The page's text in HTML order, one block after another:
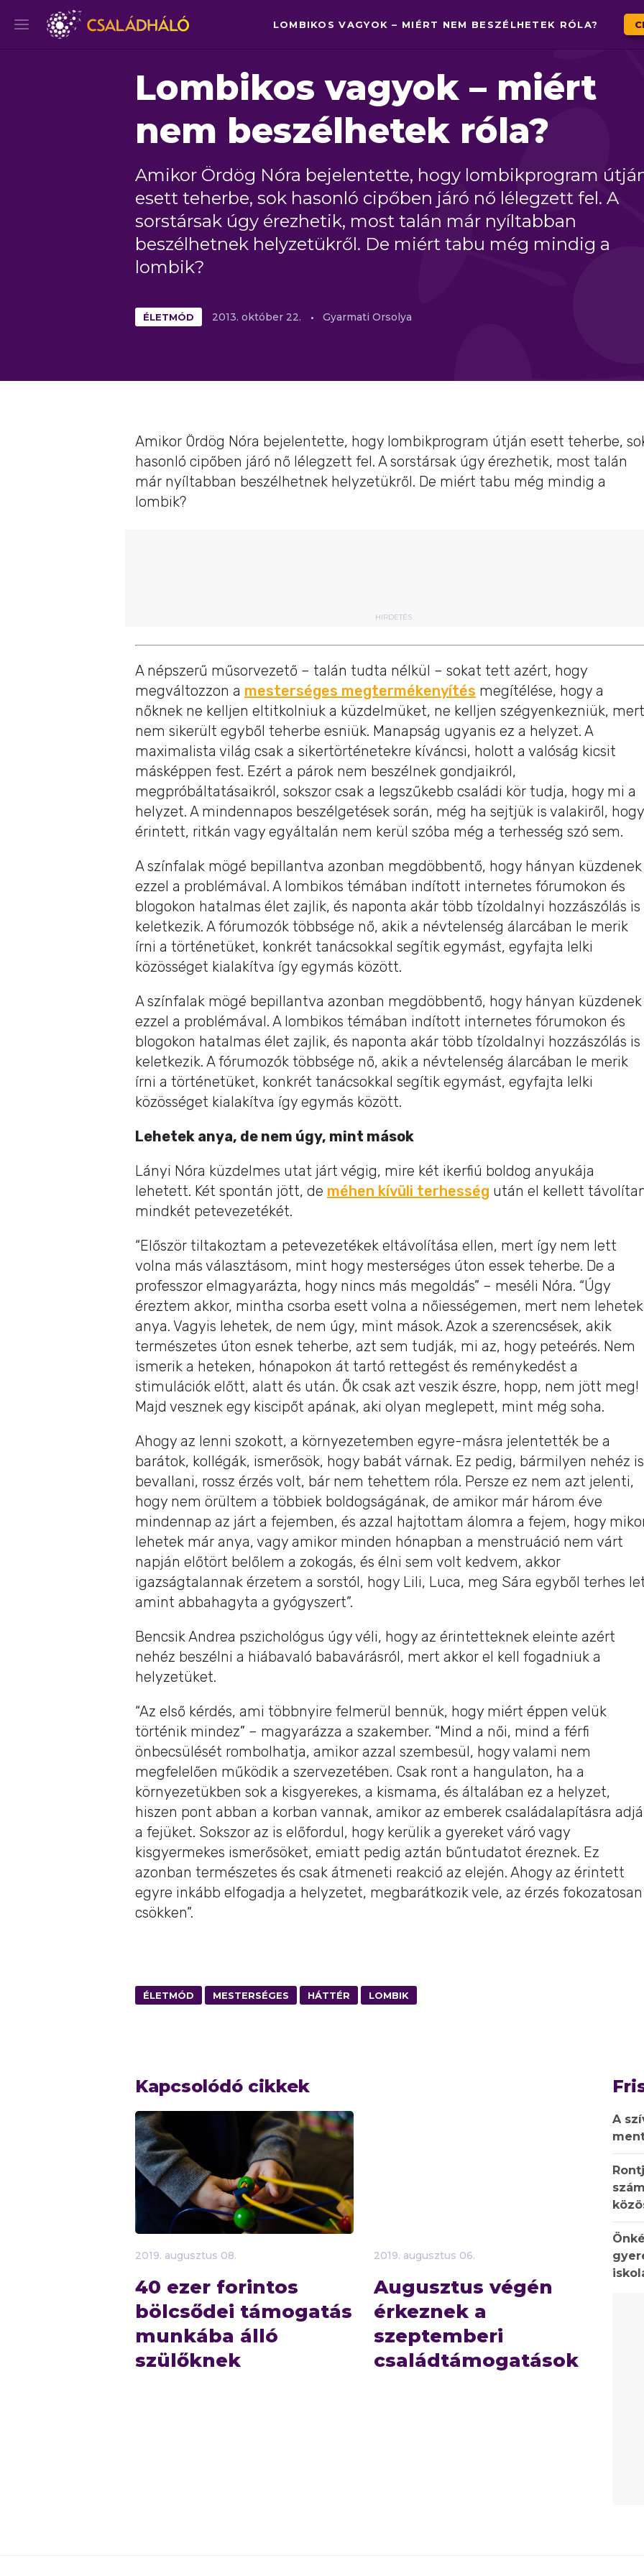
LOMBIKOS VAGYOK – MIÉRT NEM BESZÉLHETEK RÓLA?
Lombikos vagyok – miért
nem beszélhetek róla?
Amikor Ördög Nóra bejelentette, hogy lombikprogram
esett teherbe, sok hasonló cipőben járó nő lélegzett fel. A
sorstársak úgy érezhetik, most talán már nyíltabban
beszélhetnek helyzetükről. De miért tabu még mindig a
lombik?
ÉLETMÓD 2013. október 22. Gyarmati Orsolya
Amikor Ördög Nóra bejelentette, hogy lombikprogram útján esett teherbe,
hasonló cipőben járó nő lélegzett fel. A sorstársak úgy érezhetik, most talán
már nyíltabban beszélhetnek helyzetükről. De miért tabu még mindig a
lombik?
HIRDETÉS
A népszerű műsorvezető – talán tudta nélkül – sokat tett azért, hogy
megváltozzon a mesterséges megtermékenyítés megítélése, hogy a
nőknek ne kelljen eltitkolniuk a küzdelmüket, ne kelljen szégyenkezniük, mert
nem sikerült egyből teherbe esniük. Manapság ugyanis ez a helyzet. A
maximalista világ csak a sikertörténetekre kíváncsi, holott a valóság kicsit
másképpen fest. Ezért a párok nem beszélnek gondjaikról,
megpróbáltatásaikról, sokszor csak a legszűkebb családi kör tudja, hogy mi a
helyzet. A mindennapos beszélgetések során, még ha sejtjük is valakiről, hogy
érintett, ritkán vagy egyáltalán nem kerül szóba még a terhesség szó sem.
A színfalak mögé bepillantva azonban megdöbbentő, hogy hányan küzdenek
ezzel a problémával. A lombikos témában indított internetes fórumokon és
blogokon hatalmas élet zajlik, és naponta akár több tízoldalnyi hozzászólás is
keletkezik. A fórumozók többsége nő, akik a névtelenség álarcában le merik
írni a történetüket, konkrét tanácsokkal segítik egymást, egyfajta lelki
közösséget kialakítva így egymás között.
A színfalak mögé bepillantva azonban megdöbbentő, hogy hányan küzdenek
ezzel a problémával. A lombikos témában indított internetes fórumokon és
blogokon hatalmas élet zajlik, és naponta akár több tízoldalnyi hozzászólás is
keletkezik. A fórumozók többsége nő, akik a névtelenség álarcában le merik
írni a történetüket, konkrét tanácsokkal segítik egymást, egyfajta lelki
közösséget kialakítva így egymás között.
Lehetek anya, de nem úgy, mint mások
Lányi Nóra küzdelmes utat járt végig, mire két ikerfiú boldog anyukája
lehetett. Két spontán jött, de méhen kívüli terhesség után el kellett
mindkét petevezetékét.
“Először tiltakoztam a petevezetékek eltávolítása ellen, mert így nem lett
volna más választásom, mint hogy mesterséges úton essek teherbe. De a
professzor elmagyarázta, hogy nincs más megoldás” – meséli Nóra. “Úgy
éreztem akkor, mintha csorba esett volna a nőiességemen, mert nem lehetek
anya. Vagyis lehetek, de nem úgy, mint mások. Azok a szerencsések, akik
természetes úton esnek teherbe, azt sem tudják, mi az, hogy peteérés. Nem
ismerik a heteken, hónapokon át tartó rettegést és reménykedést a
stimulációk előtt, alatt és után. Ők csak azt veszik észre, hopp, nem jött meg!
Majd vesznek egy kiscipőt apának, aki olyan meglepett, mint még soha.
Ahogy az lenni szokott, a környezetemben egyre-másra jelentették be a
barátok, kollégák, ismerősök, hogy babát várnak. Ez pedig, bármilyen nehéz is
bevallani, rossz érzés volt, bár nem tehettem róla. Persze ez nem azt jelenti,
hogy nem örültem a többiek boldogságának, de amikor már három éve
mindennap az járt a fejemben, és azzal hajtottam álomra a fejem, hogy
lehetek már anya, vagy amikor minden hónapban a menstruáció nem várt
napján előtört belőlem a zokogás, és élni sem volt kedvem, akkor
igazságtalannak érzetem a sorstól, hogy Lili, Luca, meg Sára egyből terhes
amint abbahagyta a gyógyszert”.
Bencsik Andrea pszichológus úgy véli, hogy az érintetteknek eleinte azért
nehéz beszélni a hiábavaló babavárásról, mert akkor el kell fogadniuk a
helyzetüket.
“Az első kérdés, ami többnyire felmerül bennük, hogy miért éppen velük
történik mindez” – magyarázza a szakember. “Mind a női, mind a férfi
önbecsülését rombolhatja, amikor azzal szembesül, hogy valami nem
megfelelően működik a szervezetében. Csak ront a hangulaton, ha a
környezetükben sok a kisgyerekes, a kismama, és általában ez a helyzet,
hiszen pont abban a korban vannak, amikor az emberek családalapításra
a fejüket. Sokszor az is előfordul, hogy kerülik a gyereket váró vagy
kisgyermekes ismerősöket, emiatt pedig aztán bűntudatot éreznek. Ez
azonban természetes és csak átmeneti reakció az elején. Ahogy az érintett
egyre inkább elfogadja a helyzetet, megbarátkozik vele, az érzés fokozatosan
csökken”.
ÉLETMÓD MESTERSÉGES HÁTTÉR LOMBIK
Kapcsolódó cikkek
2019. augusztus 08.
40 ezer forintos
bölcsődei támogatás
munkába álló
szülőknek
2019. augusztus 06.
Augusztus végén
érkeznek a
szeptemberi
családtámogatások
A